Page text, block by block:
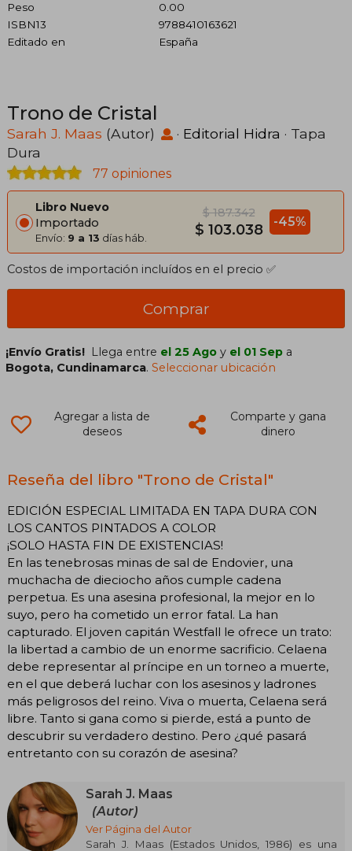
Peso
0.00
ISBN13
9788410163621
Editado en
España
Trono de Cristal
Sarah J. Maas (Autor) · Editorial Hidra · Tapa
Dura
77 opiniones
Libro Nuevo
Importado
Envío: 9 a 13 días háb.
$ 187.342
$ 103.038 -45%
Costos de importación incluídos en el precio ✅
Comprar
¡Envío Gratis! Llega entre el 25 Ago y el 01 Sep a
Bogota, Cundinamarca.Seleccionar ubicación
Agregar a lista de
deseos
Comparte y gana
dinero
Reseña del libro "Trono de Cristal"
EDICIÓN ESPECIAL LIMITADA EN TAPA DURA CON
LOS CANTOS PINTADOS A COLOR
¡SOLO HASTA FIN DE EXISTENCIAS!
En las tenebrosas minas de sal de Endovier, una
muchacha de dieciocho años cumple cadena
perpetua. Es una asesina profesional, la mejor en lo
suyo, pero ha cometido un error fatal. La han
capturado. El joven capitán Westfall le ofrece un trato:
la libertad a cambio de un enorme sacrificio. Celaena
debe representar al príncipe en un torneo a muerte,
en el que deberá luchar con los asesinos y ladrones
más peligrosos del reino. Viva o muerta, Celaena será
libre. Tanto si gana como si pierde, está a punto de
descubrir su verdadero destino. Pero ¿qué pasará
entretanto con su corazón de asesina?
Sarah J. Maas
(Autor)
Ver Página del Autor
Sarah J. Maas (Estados Unidos, 1986) es una